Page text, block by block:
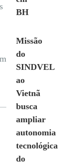
BH
Missão
do
SINDVEL
ao
Vietnã
busca
ampliar
autonomia
tecnológica
do